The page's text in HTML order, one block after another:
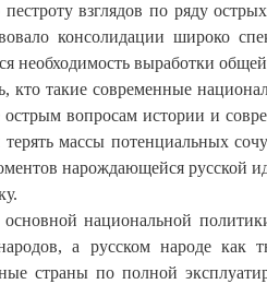
взглядов по ряду
консолидации широко
необходимость выработки
кто такие современные
острым вопросам истории и
терять массы потенциальных
нарождающейся русской
национальной
а русском народе как
страны по полной